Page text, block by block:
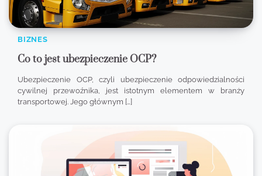
BIZNES
Co to jest ubezpieczenie OCP?
Ubezpieczenie OCP, czyli ubezpieczenie odpowiedzialności
cywilnej przewoźnika, jest istotnym elementem w branży
transportowej. Jego głównym […]